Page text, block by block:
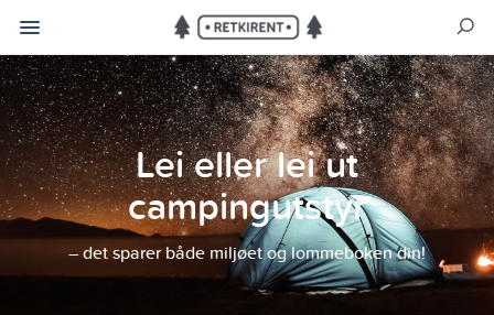
Lei eller lei ut
campingutstyr
– det sparer både miljøet og lommeboken din!